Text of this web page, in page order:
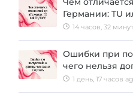
Германии: TU
14 часов, 32
Ошибки при
чего нельзя
1 день, 17 часов